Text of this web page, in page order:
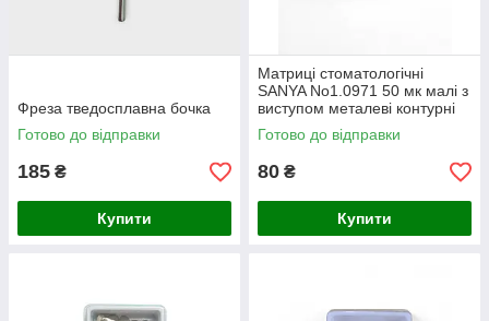
Фреза тведосплавна бочка
Готово до відправки
185 ₴
Купити
Матриці стоматологічні
SANYA No1.0971 50 мк малі з
виступом металеві контурні
секційні
Готово до відправки
80 ₴
Купити